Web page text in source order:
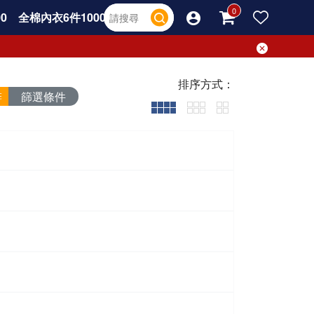
全棉內衣6件1000
篩選條件
排序方式：